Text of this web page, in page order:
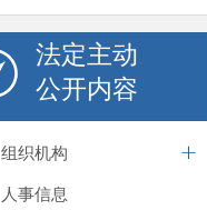
法定主动
公开内容
组织机构
人事信息